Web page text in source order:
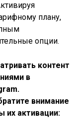
плану,
опции.
контент
в
внимание
их активации: